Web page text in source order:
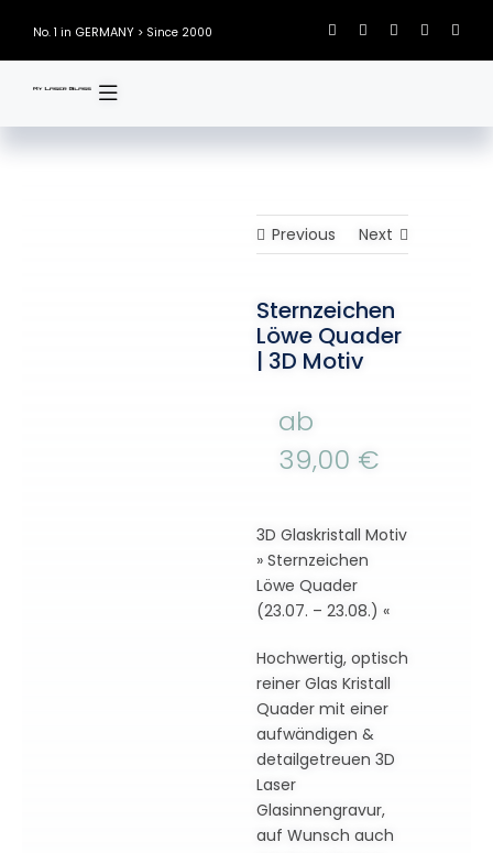
content
No. 1 in GERMANY > Since 2000
Previous Next
Sternzeichen
Löwe Quader
| 3D Motiv
ab
39,00 €
3D Glaskristall Motiv
» Sternzeichen
Löwe Quader
(23.07. – 23.08.) «
Hochwertig, optisch
reiner Glas Kristall
Quader mit einer
aufwändigen &
detailgetreuen 3D
Laser
Glasinnengravur,
auf Wunsch auch